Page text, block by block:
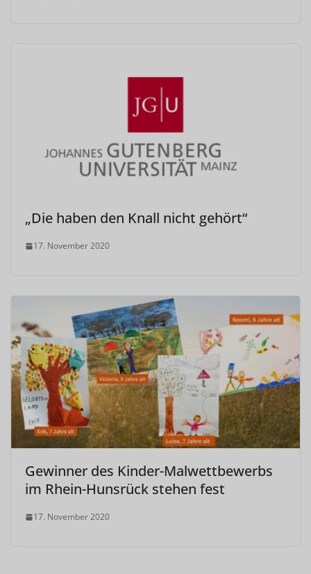
„Die haben den Knall nicht gehört“
17. November 2020
Gewinner des Kinder-Malwettbewerbs
im Rhein-Hunsrück stehen fest
17. November 2020